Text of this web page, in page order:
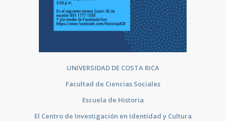
UNIVERSIDAD DE COSTA RICA
Facultad de Ciencias Sociales
Escuela de Historia
El Centro de Investigación en Identidad y Cultura